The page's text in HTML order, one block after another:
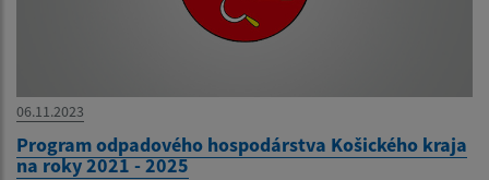
06.11.2023
Program odpadového hospodárstva Košického kraja
na roky 2021 - 2025